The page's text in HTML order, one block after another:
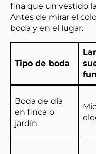
fina que un vestido
Antes de mirar el
boda y en el lugar.
Tipo de boda
Boda de día
en finca o
jardín